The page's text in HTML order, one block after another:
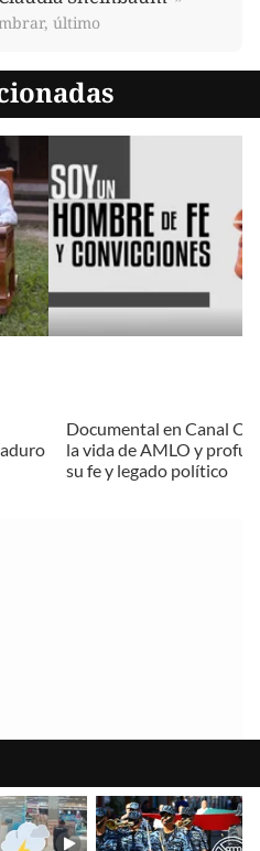
último
Documental en Canal
la vida de AMLO y
su fe y legado político